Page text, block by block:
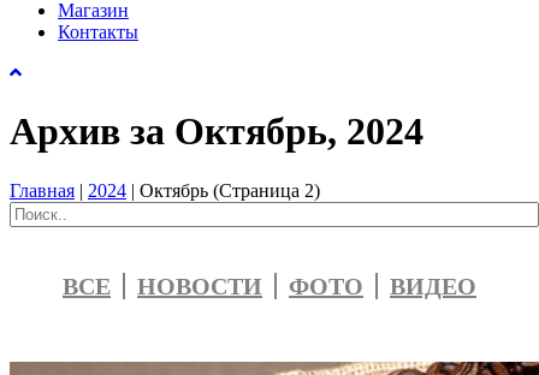
Магазин
Контакты
Архив за Октябрь, 2024
Главная | 2024 | Октябрь (Страница 2)
ВСЕ НОВОСТИ ФОТО ВИДЕО